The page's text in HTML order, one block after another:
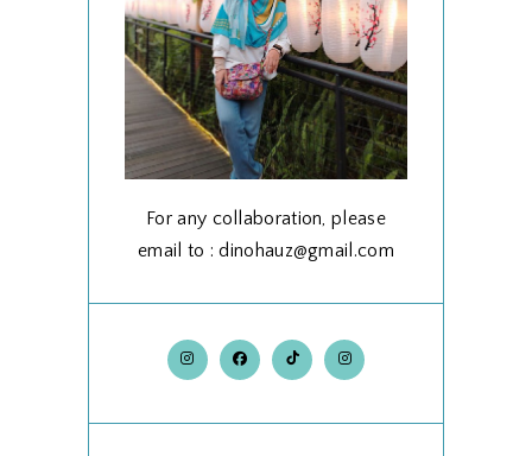
For any collaboration, please
email to : dinohauz@gmail.com